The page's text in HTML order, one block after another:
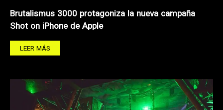
Brutalismus 3000 protagoniza la nueva campaña
Shot on iPhone de Apple
LEER MÁS